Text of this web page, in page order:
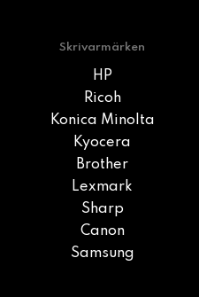
Skrivarmärken
HP
Ricoh
Konica Minolta
Kyocera
Brother
Lexmark
Sharp
Canon
Samsung